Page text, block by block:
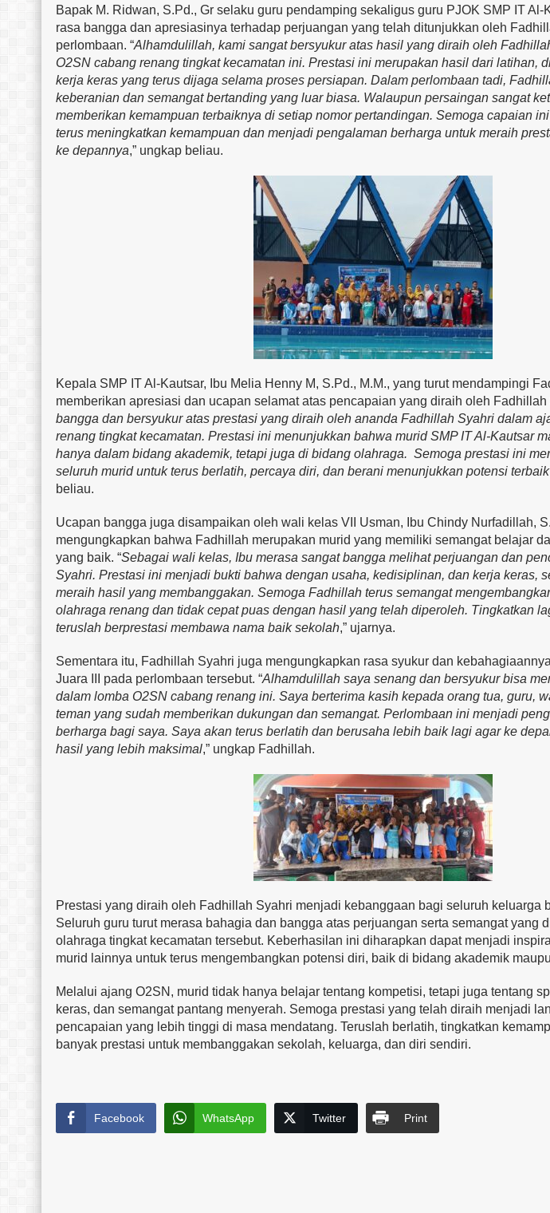
Bapak M. Ridwan, S.Pd., Gr selaku guru pendamping sekaligus guru PJOK SMP IT Al-
rasa bangga dan apresiasinya terhadap perjuangan yang telah ditunjukkan oleh
perlombaan. “Alhamdulillah, kami sangat bersyukur atas hasil yang diraih oleh
O2SN cabang renang tingkat kecamatan ini. Prestasi ini merupakan hasil dari latihan,
kerja keras yang terus dijaga selama proses persiapan. Dalam perlombaan tadi,
keberanian dan semangat bertanding yang luar biasa. Walaupun persaingan sangat
memberikan kemampuan terbaiknya di setiap nomor pertandingan. Semoga capaian
terus meningkatkan kemampuan dan menjadi pengalaman berharga untuk meraih
ke depannya,” ungkap beliau.
Kepala SMP IT Al-Kautsar, Ibu Melia Henny M, S.Pd., M.M., yang turut mendampingi
memberikan apresiasi dan ucapan selamat atas pencapaian yang diraih oleh Fadhillah
bangga dan bersyukur atas prestasi yang diraih oleh ananda Fadhillah Syahri dalam
renang tingkat kecamatan. Prestasi ini menunjukkan bahwa murid SMP IT Al-Kautsar
hanya dalam bidang akademik, tetapi juga di bidang olahraga. Semoga prestasi ini
seluruh murid untuk terus berlatih, percaya diri, dan berani menunjukkan potensi
beliau.
Ucapan bangga juga disampaikan oleh wali kelas VII Usman, Ibu Chindy Nurfadillah,
mengungkapkan bahwa Fadhillah merupakan murid yang memiliki semangat belajar
yang baik. “Sebagai wali kelas, Ibu merasa sangat bangga melihat perjuangan dan
Syahri. Prestasi ini menjadi bukti bahwa dengan usaha, kedisiplinan, dan kerja keras,
meraih hasil yang membanggakan. Semoga Fadhillah terus semangat
olahraga renang dan tidak cepat puas dengan hasil yang telah diperoleh. Tingkatkan
teruslah berprestasi membawa nama baik sekolah,” ujarnya.
Sementara itu, Fadhillah Syahri juga mengungkapkan rasa syukur dan
Juara III pada perlombaan tersebut. “Alhamdulillah saya senang dan bersyukur bisa
dalam lomba O2SN cabang renang ini. Saya berterima kasih kepada orang tua, guru,
teman yang sudah memberikan dukungan dan semangat. Perlombaan ini menjadi
berharga bagi saya. Saya akan terus berlatih dan berusaha lebih baik lagi agar ke
hasil yang lebih maksimal,” ungkap Fadhillah.
Prestasi yang diraih oleh Fadhillah Syahri menjadi kebanggaan bagi seluruh keluarga
Seluruh guru turut merasa bahagia dan bangga atas perjuangan serta semangat yang
olahraga tingkat kecamatan tersebut. Keberhasilan ini diharapkan dapat menjadi
murid lainnya untuk terus mengembangkan potensi diri, baik di bidang akademik
Melalui ajang O2SN, murid tidak hanya belajar tentang kompetisi, tetapi juga tentang
keras, dan semangat pantang menyerah. Semoga prestasi yang telah diraih menjadi
pencapaian yang lebih tinggi di masa mendatang. Teruslah berlatih, tingkatkan
banyak prestasi untuk membanggakan sekolah, keluarga, dan diri sendiri.
Facebook WhatsApp Twitter Print